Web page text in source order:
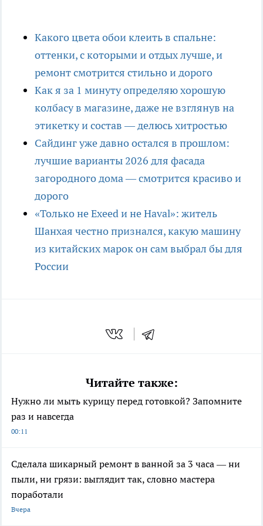
Какого цвета обои клеить в спальне:
оттенки, с которыми и отдых лучше, и
ремонт смотрится стильно и дорого
Как я за 1 минуту определяю хорошую
колбасу в магазине, даже не взглянув на
этикетку и состав — делюсь хитростью
Сайдинг уже давно остался в прошлом:
лучшие варианты 2026 для фасада
загородного дома — смотрится красиво и
дорого
«Только не Exeed и не Haval»: житель
Шанхая честно признался, какую машину
из китайских марок он сам выбрал бы для
России
Читайте также:
Нужно ли мыть курицу перед готовкой? Запомните
раз и навсегда
00:11
Сделала шикарный ремонт в ванной за 3 часа — ни
пыли, ни грязи: выглядит так, словно мастера
поработали
Вчера